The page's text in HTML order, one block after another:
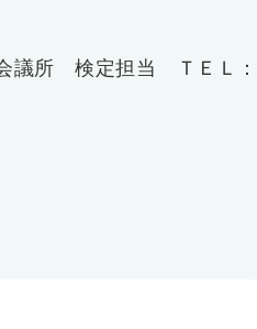
議所 検定担当 ＴＥＬ：